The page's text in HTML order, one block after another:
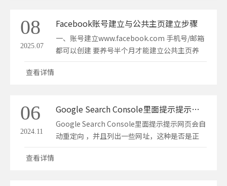
而不…
08
2025.07
Facebook账号建立与公共主页建立步骤
一、账号建立www.facebook.com 手机号/邮箱
都可以创建 要养号半个月才能建立公共主页养
号：每天发布一篇贴文，类似于发布朋友圈，让
方…
查看详情
06
2024.11
Google Search Console里面提示提示网页会自动重定向 ，并且列出一些网址，这种是否是正常？
Google Search Console里面提示提示网页会自
动重定向 ，并且列出一些网址，这种是否是正
常？
查看详情